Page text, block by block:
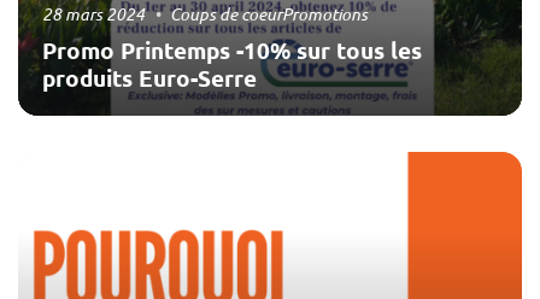
Promo Printemps -10% sur tous les
produits Euro-Serre
28 mars 2024 Coups de coeurPromotions